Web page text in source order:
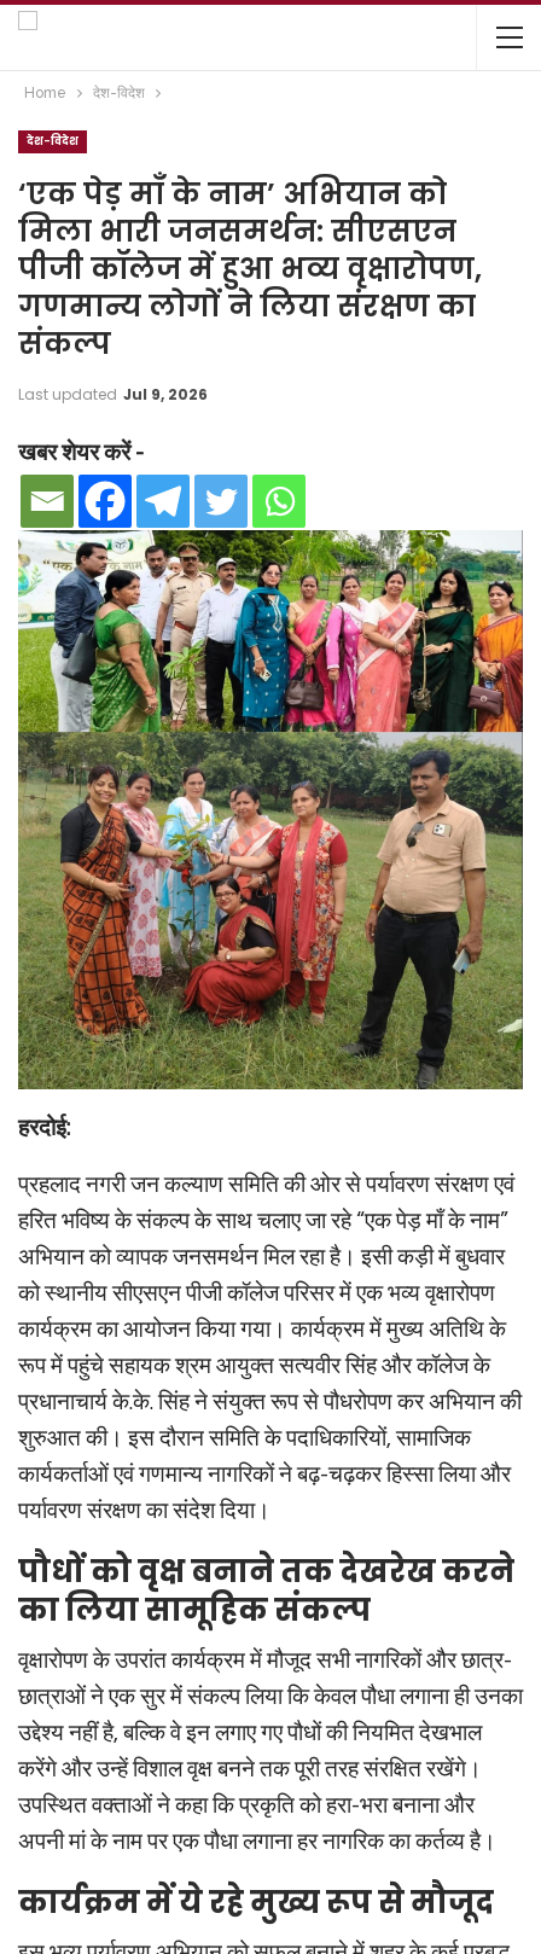
Home देश-विदेश
देश-विदेश
‘एक पेड़ माँ के नाम’ अभियान को
मिला भारी जनसमर्थन: सीएसएन
पीजी कॉलेज में हुआ भव्य वृक्षारोपण,
गणमान्य लोगों ने लिया संरक्षण का
संकल्प
Last updated Jul 9, 2026
खबर शेयर करें -
हरदोई:
प्रहलाद नगरी जन कल्याण समिति की ओर से पर्यावरण संरक्षण एवं
हरित भविष्य के संकल्प के साथ चलाए जा रहे “एक पेड़ माँ के नाम”
अभियान को व्यापक जनसमर्थन मिल रहा है। इसी कड़ी में बुधवार
को स्थानीय सीएसएन पीजी कॉलेज परिसर में एक भव्य वृक्षारोपण
कार्यक्रम का आयोजन किया गया। कार्यक्रम में मुख्य अतिथि के
रूप में पहुंचे सहायक श्रम आयुक्त सत्यवीर सिंह और कॉलेज के
प्रधानाचार्य के.के. सिंह ने संयुक्त रूप से पौधरोपण कर अभियान की
शुरुआत की। इस दौरान समिति के पदाधिकारियों, सामाजिक
कार्यकर्ताओं एवं गणमान्य नागरिकों ने बढ़-चढ़कर हिस्सा लिया और
पर्यावरण संरक्षण का संदेश दिया।
पौधों को वृक्ष बनाने तक देखरेख करने
का लिया सामूहिक संकल्प
वृक्षारोपण के उपरांत कार्यक्रम में मौजूद सभी नागरिकों और छात्र-
छात्राओं ने एक सुर में संकल्प लिया कि केवल पौधा लगाना ही उनका
उद्देश्य नहीं है, बल्कि वे इन लगाए गए पौधों की नियमित देखभाल
करेंगे और उन्हें विशाल वृक्ष बनने तक पूरी तरह संरक्षित रखेंगे।
उपस्थित वक्ताओं ने कहा कि प्रकृति को हरा-भरा बनाना और
अपनी मां के नाम पर एक पौधा लगाना हर नागरिक का कर्तव्य है।
कार्यक्रम में ये रहे मुख्य रूप से मौजूद